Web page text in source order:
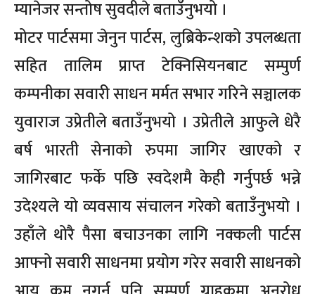
म्यानेजर सन्तोष सुवदीले बताउँनुभयो ।
मोटर पार्टसमा जेनुन पार्टस, लुब्रिकेन्शको उपलब्धता
सहित तालिम प्राप्त टेक्निसियनबाट सम्पुर्ण
कम्पनीका सवारी साधन मर्मत सभार गरिने सञ्चालक
युवाराज उप्रेतीले बताउँनुभयो । उप्रेतीले आफुले धेरै
बर्ष भारती सेनाको रुपमा जागिर खाएको र
जागिरबाट फर्के पछि स्वदेशमै केही गर्नुपर्छ भन्ने
उदेश्यले यो व्यवसाय संचालन गरेको बताउँनुभयो ।
उहाँले थोरै पैसा बचाउनका लागि नक्कली पार्टस
आफ्नो सवारी साधनमा प्रयोग गरेर सवारी साधनको